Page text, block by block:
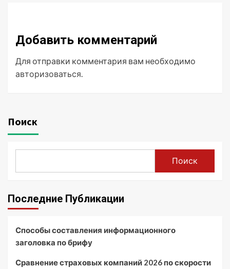
Добавить комментарий
Для отправки комментария вам необходимо
авторизоваться
Поиск
Поиск
Последние Публикации
Способы составления информационного
заголовка по брифу
Сравнение страховых компаний 2026 по скорости